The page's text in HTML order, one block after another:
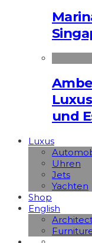
und
Luxus
Uhren
Jets
Yachten
Shop
English